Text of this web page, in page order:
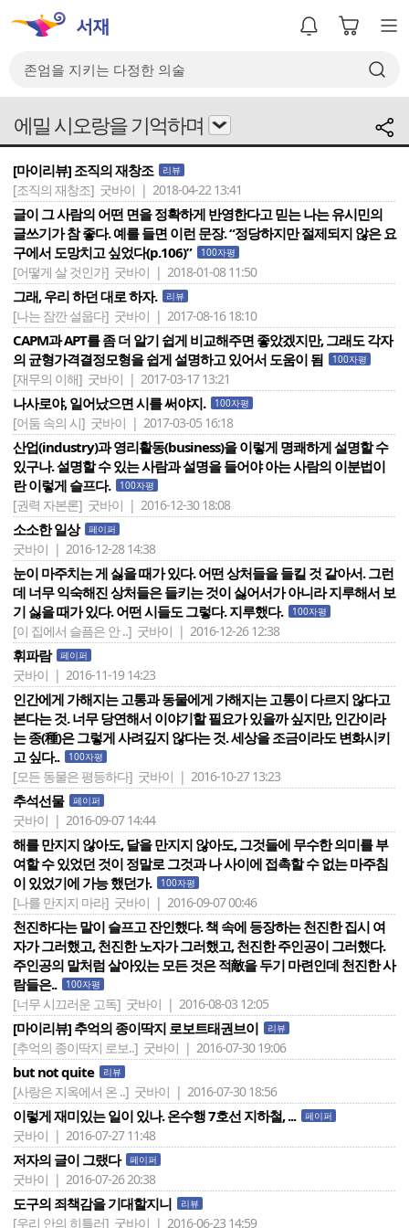
에밀 시오랑을 기억하며
[마이리뷰] 조직의 재창조 리뷰
[조직의 재창조] 굿바이 | 2018-04-22 13:41
글이 그 사람의 어떤 면을 정확하게 반영한다고 믿는 나는 유시민의
글쓰기가 참 좋다. 예를 들면 이런 문장. “정당하지만 절제되지 않은 요
구에서 도망치고 싶었다(p.106)”
100자평
[어떻게 살 것인가] 굿바이 | 2018-01-08 11:50
그래, 우리 하던 대로 하자. 리뷰
[나는 잠깐 설웁다] 굿바이 | 2017-08-16 18:10
CAPM과 APT를 좀 더 알기 쉽게 비교해주면 좋았겠지만, 그래도 각자
의 균형가격결정모형을 쉽게 설명하고 있어서 도움이 됨
100자평
[재무의 이해] 굿바이 | 2017-03-17 13:21
나사로야, 일어났으면 시를 써야지. 100자평
[어둠 속의 시] 굿바이 | 2017-03-05 16:18
산업(industry)과 영리활동(business)을 이렇게 명쾌하게 설명할 수
있구나. 설명할 수 있는 사람과 설명을 들어야 아는 사람의 이분법이
란 이렇게 슬프다.
100자평
[권력 자본론] 굿바이 | 2016-12-30 18:08
소소한 일상 페이퍼
굿바이 | 2016-12-28 14:38
눈이 마주치는 게 싫을 때가 있다. 어떤 상처들을 들킬 것 같아서. 그런
데 너무 익숙해진 상처들은 들키는 것이 싫어서가 아니라 지루해서 보
기 싫을 때가 있다. 어떤 시들도 그렇다. 지루했다.
100자평
[이 집에서 슬픔은 안 ..] 굿바이 | 2016-12-26 12:38
휘파람 페이퍼
굿바이 | 2016-11-19 14:23
인간에게 가해지는 고통과 동물에게 가해지는 고통이 다르지 않다고
본다는 것. 너무 당연해서 이야기할 필요가 있을까 싶지만, 인간이라
는 종(種)은 그렇게 사려깊지 않다는 것. 세상을 조금이라도 변화시키
고 싶다..
100자평
[모든 동물은 평등하다] 굿바이 | 2016-10-27 13:23
추석선물 페이퍼
굿바이 | 2016-09-07 14:44
해를 만지지 않아도, 달을 만지지 않아도, 그것들에 무수한 의미를 부
여할 수 있었던 것이 정말로 그것과 나 사이에 접촉할 수 없는 마주침
이 있었기에 가능 했던가.
100자평
[나를 만지지 마라] 굿바이 | 2016-09-07 00:46
천진하다는 말이 슬프고 잔인했다. 책 속에 등장하는 천진한 집시 여
자가 그러했고, 천진한 노자가 그러했고, 천진한 주인공이 그러했다.
주인공의 말처럼 살아있는 모든 것은 적敵을 두기 마련인데 천진한 사
람들은..
100자평
[너무 시끄러운 고독] 굿바이 | 2016-08-03 12:05
[마이리뷰] 추억의 종이딱지 로보트태권브이 리뷰
[추억의 종이딱지 로보..] 굿바이 | 2016-07-30 19:06
but not quite 리뷰
[사랑은 지옥에서 온 ..] 굿바이 | 2016-07-30 18:56
이렇게 재미있는 일이 있나. 온수행 7호선 지하철, ... 페이퍼
굿바이 | 2016-07-27 11:48
저자의 글이 그랬다 페이퍼
굿바이 | 2016-07-26 20:38
도구의 죄책감을 기대할지니 리뷰
[우리 안의 히틀러] 굿바이 | 2016-06-23 14:59